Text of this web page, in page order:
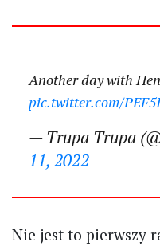
Another day with
pic.twitter.com/
— Trupa Trupa
11, 2022
Nie jest to pierwszy